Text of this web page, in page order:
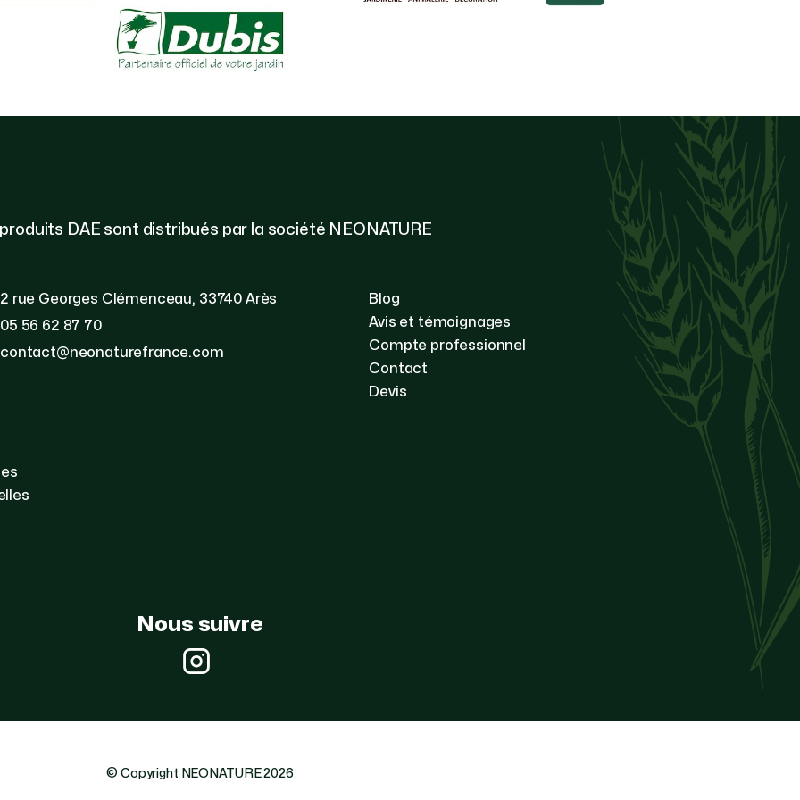
DAE sont distribués par la société NEONATURE
2 rue Georges Clémenceau, 33740 Arès
05 56 62 87 70
contact@neonaturefrance.com
Blog
Avis et témoignages
Compte professionnel
Contact
Devis
Nous suivre
Instagram
© Copyright NEONATURE 2026